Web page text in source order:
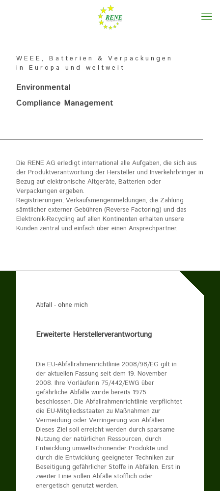
WEEE, Batterien & Verpackungen
in Europa und weltweit
Environmental
Compliance Management
Die RENE AG erledigt international alle Aufgaben, die sich aus
der Produktverantwortung der Hersteller und Inverkehrbringer in
Bezug auf elektronische Altgeräte, Batterien oder
Verpackungen ergeben.
Registrierungen, Verkaufsmengenmeldungen, die Zahlung
sämtlicher externer Gebühren (Reverse Factoring) und das
Elektronik-Recycling auf allen Kontinenten erhalten unsere
Kunden zentral und einfach über einen Ansprechpartner.
Abfall - ohne mich
Erweiterte Herstellerverantwortung
Die EU-Abfallrahmenrichtlinie 2008/98/EG gilt in
der aktuellen Fassung seit dem 19. November
2008. Ihre Vorläuferin 75/442/EWG über
gefährliche Abfälle wurde bereits 1975
beschlossen. Die Abfallrahmenrichtlinie verpflichtet
die EU-Mitgliedsstaaten zu Maßnahmen zur
Vermeidung oder Verringerung von Abfällen.
Dieses Ziel soll erreicht werden durch sparsame
Nutzung der natürlichen Ressourcen, durch
Entwicklung umweltschonender Produkte und
durch die Entwicklung geeigneter Techniken zur
Beseitigung gefährlicher Stoffe in Abfällen. Erst in
zweiter Linie sollen Abfälle stofflich oder
energetisch genutzt werden.